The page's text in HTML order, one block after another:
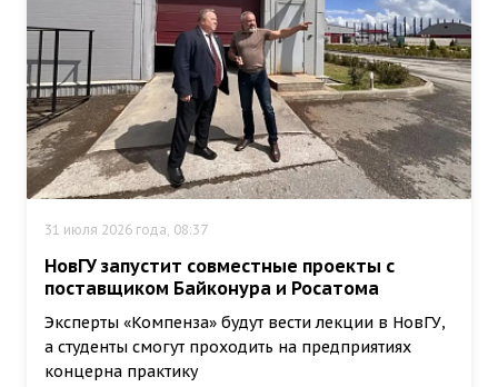
31 июля 2026 года, 08:37
НовГУ запустит совместные проекты с
поставщиком Байконура и Росатома
Эксперты «Компенза» будут вести лекции в НовГУ,
а студенты смогут проходить на предприятиях
концерна практику